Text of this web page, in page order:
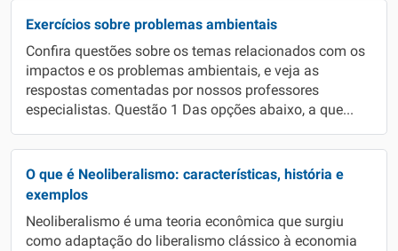
Exercícios sobre problemas ambientais
Confira questões sobre os temas relacionados com os
impactos e os problemas ambientais, e veja as
respostas comentadas por nossos professores
especialistas. Questão 1 Das opções abaixo, a que...
O que é Neoliberalismo: características, história e
exemplos
Neoliberalismo é uma teoria econômica que surgiu
como adaptação do liberalismo clássico à economia